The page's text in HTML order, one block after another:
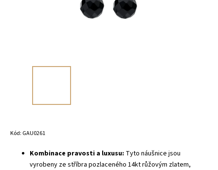
Kód: GAU0261
Kombinace pravosti a luxusu: Tyto náušnice jsou
vyrobeny ze stříbra pozlaceného 14kt růžovým zlatem,